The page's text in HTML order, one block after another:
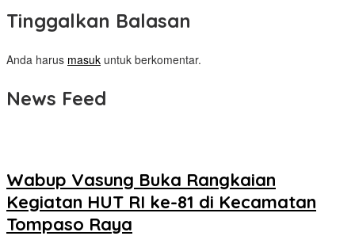
Tinggalkan Balasan
Anda harus masuk untuk berkomentar.
News Feed
Wabup Vasung Buka Rangkaian
Kegiatan HUT RI ke-81 di Kecamatan
Tompaso Raya